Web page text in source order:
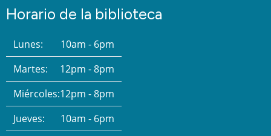
Horario de la biblioteca
Lunes:
10am - 6pm
Martes:
12pm - 8pm
Miércoles:12pm - 8pm
Jueves:
10am - 6pm